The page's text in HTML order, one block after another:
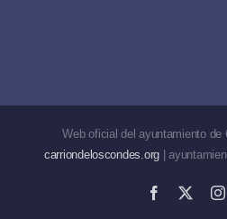
Web oficial del ayuntamiento de
carriondeloscondes.org |
Facebook